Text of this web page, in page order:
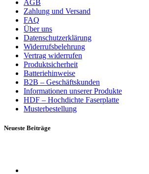
AGB
Zahlung und Versand
FAQ
Über uns
Datenschutzerklärung
Widerrufsbelehrung
Vertrag widerrufen
Produktsicherheit
Batteriehinweise
B2B – Geschäftskunden
Informationen unserer Produkte
HDF – Hochdichte Faserplatte
Musterbestellung
Neueste Beiträge